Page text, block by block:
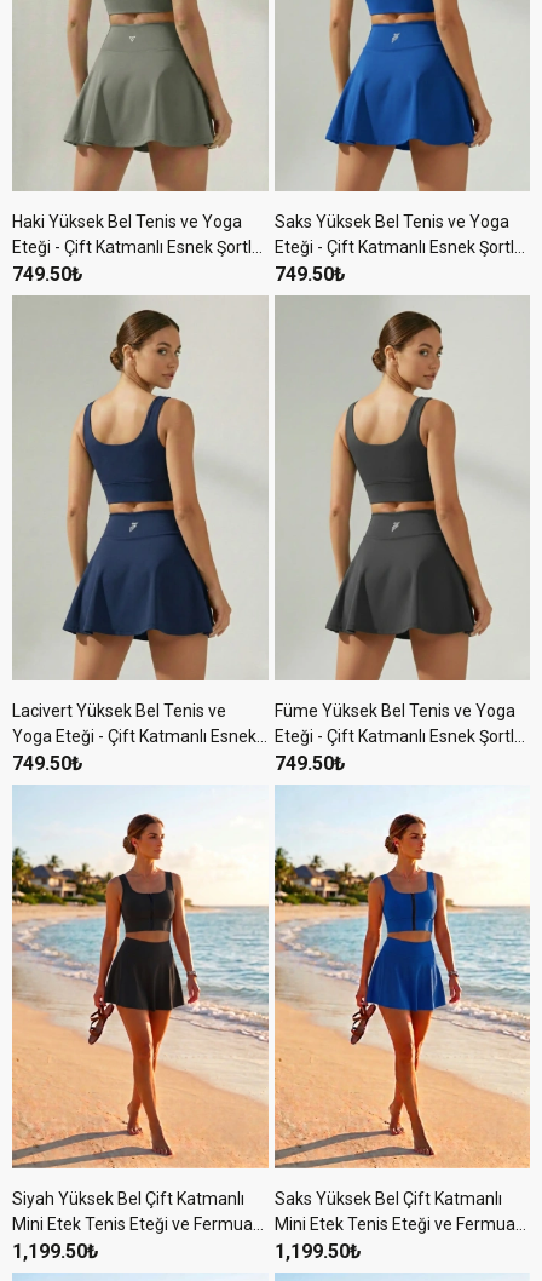
Haki Yüksek Bel Tenis ve Yoga
Eteği - Çift Katmanlı Esnek Şortlu
Mini Spor Etek
749.50₺
Saks Yüksek Bel Tenis ve Yoga
Eteği - Çift Katmanlı Esnek Şortlu
Mini Spor Etek
749.50₺
Lacivert Yüksek Bel Tenis ve
Yoga Eteği - Çift Katmanlı Esnek
Şortlu Mini Spor Etek
749.50₺
Füme Yüksek Bel Tenis ve Yoga
Eteği - Çift Katmanlı Esnek Şortlu
Mini Spor Etek
749.50₺
Siyah Yüksek Bel Çift Katmanlı
Mini Etek Tenis Eteği ve Fermuarlı
Büstiyer Crop Takım
1,199.50₺
Saks Yüksek Bel Çift Katmanlı
Mini Etek Tenis Eteği ve Fermuarlı
Büstiyer Crop Takım
1,199.50₺